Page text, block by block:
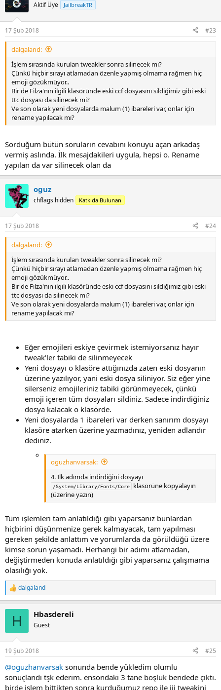
Aktif Üye JailbreakTR
17 Şub 2018 #23
dalgaland:
İşlem sırasında kurulan tweakler sonra silinecek mi?
Çünkü hiçbir sırayı atlamadan özenle yapmış olmama rağmen hiç
emoji gözükmüyor..
Bir de Filza'nın ilgili klasöründe eski ccf dosyasını sildiğimiz gibi eski
ttc dosyası da silinecek mi?
Ve son olarak yeni dosyalarda malum (1) ibareleri var, onlar için
rename yapılacak mı?
Sorduğum bütün soruların cevabını konuyu açan arkadaş
vermiş aslında. İlk mesajdakileri uygula, hepsi o. Rename
yapılan da var silinecek olan da
oguz
chflags hidden Katkıda Bulunan
17 Şub 2018 #24
dalgaland:
İşlem sırasında kurulan tweakler sonra silinecek mi?
Çünkü hiçbir sırayı atlamadan özenle yapmış olmama rağmen hiç
emoji gözükmüyor..
Bir de Filza'nın ilgili klasöründe eski ccf dosyasını sildiğimiz gibi eski
ttc dosyası da silinecek mi?
Ve son olarak yeni dosyalarda malum (1) ibareleri var, onlar için
rename yapılacak mı?
Eğer emojileri eskiye çevirmek istemiyorsanız hayır
tweak'ler tabiki de silinmeyecek
Yeni dosyayı o klasöre attığınızda zaten eski dosyanın
üzerine yazılıyor, yani eski dosya siliniyor. Siz eğer yine
silerseniz emojileriniz tabiki görünmeyecek, çünkü
emoji içeren tüm dosyaları sildiniz. Sadece indirdiğiniz
dosya kalacak o klasörde.
Yeni dosyalarda 1 ibareleri var derken sanırım dosyayı
klasöre atarken üzerine yazmadınız, yeniden adlandır
dediniz.
oguzhanvarsak:
4. İlk adımda indirdiğini dosyayı
/System/Library/Fonts/Core
klasörüne kopyalayın
(üzerine yazın)
Tüm işlemleri tam anlatıldığı gibi yaparsanız bunlardan
hiçbirini düşünmenize gerek kalmayacak, tam yapılması
gereken şekilde anlattım ve yorumlarda da görüldüğü üzere
kimse sorun yaşamadı. Herhangi bir adımı atlamadan,
değiştirmeden konuda anlatıldığı gibi yaparsanız çalışmama
olasılığı yok.
R
e
s
dalgaland
H Hbasdereli
Guest
19 Şub 2018 #25
@oguzhanvarsak sonunda bende yükledim olumlu
sonuçlandı tşk ederim. ensondaki 3 tane boşluk bendede çıktı.
birde işlem bittikten sonra kurduğumuz repo ile jjj tweakini